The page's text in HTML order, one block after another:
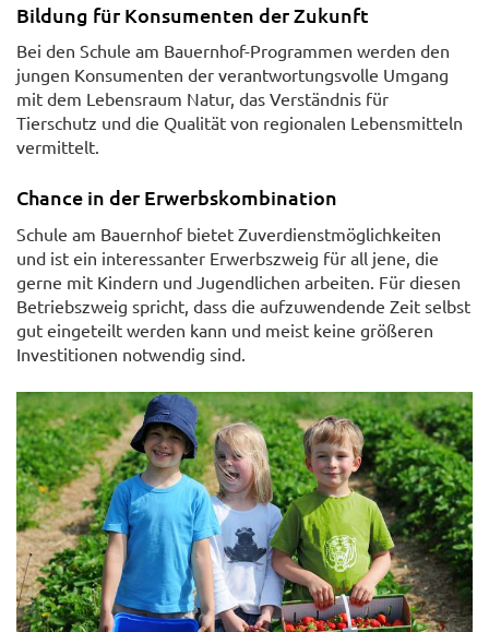
Bildung für Konsumenten der Zukunft
Bei den Schule am Bauernhof-Programmen werden den
jungen Konsumenten der verantwortungsvolle Umgang
mit dem Lebensraum Natur, das Verständnis für
Tierschutz und die Qualität von regionalen Lebensmitteln
vermittelt.
Chance in der Erwerbskombination
Schule am Bauernhof bietet Zuverdienstmöglichkeiten
und ist ein interessanter Erwerbszweig für all jene, die
gerne mit Kindern und Jugendlichen arbeiten. Für diesen
Betriebszweig spricht, dass die aufzuwendende Zeit selbst
gut eingeteilt werden kann und meist keine größeren
Investitionen notwendig sind.